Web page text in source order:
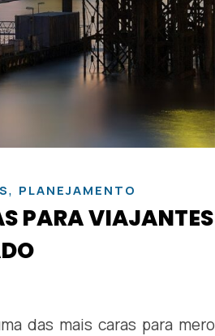
, PLANEJAMENTO
PARA VIAJANTES
das mais caras para mero